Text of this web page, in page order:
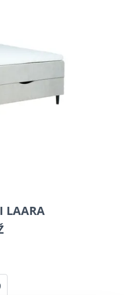
LAARA